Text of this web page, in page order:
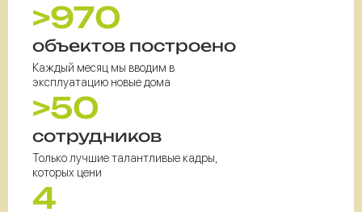
>970
объектов построено
Каждый месяц мы вводим в
эксплуатацию новые дома
>50
сотрудников
Только лучшие талантливые кадры,
которых цени
4